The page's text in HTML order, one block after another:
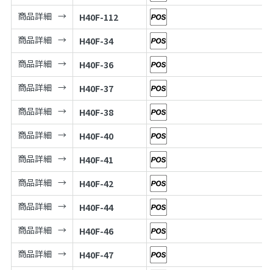
商品詳細
H40F-112
商品詳細
H40F-34
商品詳細
H40F-36
商品詳細
H40F-37
商品詳細
H40F-38
商品詳細
H40F-40
商品詳細
H40F-41
商品詳細
H40F-42
商品詳細
H40F-44
商品詳細
H40F-46
商品詳細
H40F-47